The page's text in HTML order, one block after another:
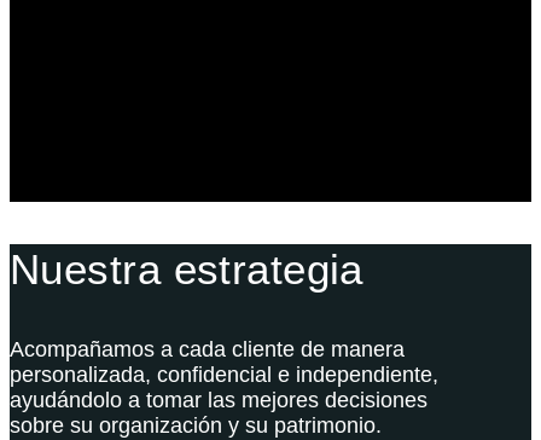
Nuestra estrategia
Acompañamos a cada cliente de manera
personalizada, confidencial e independiente,
ayudándolo a tomar las mejores decisiones
sobre su organización y su patrimonio.